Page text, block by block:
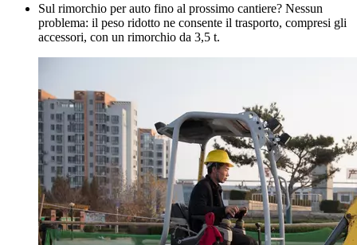
Sul rimorchio per auto fino al prossimo cantiere? Nessun
problema: il peso ridotto ne consente il trasporto, compresi gli
accessori, con un rimorchio da 3,5 t.